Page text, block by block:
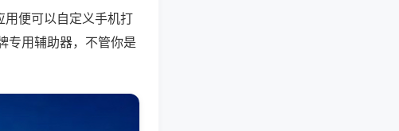
用便可以自定义手机打
专用辅助器，不管你是